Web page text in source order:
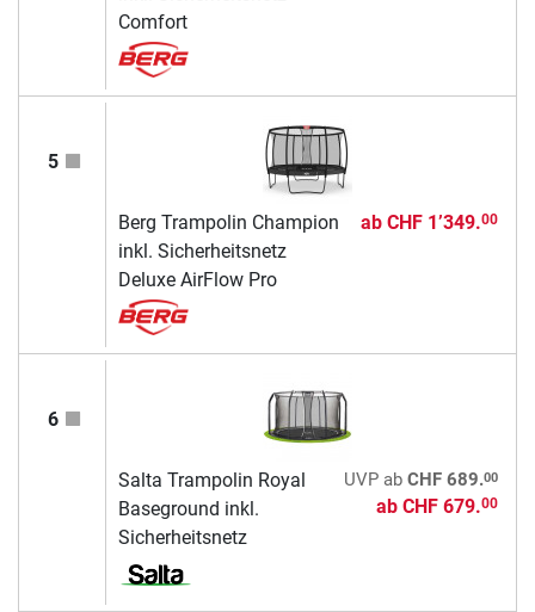
Comfort
5
Berg Trampolin Champion
inkl. Sicherheitsnetz
Deluxe AirFlow Pro
ab CHF 1’349.00
6
Salta Trampolin Royal
Baseground inkl.
Sicherheitsnetz
UVPab CHF 689.00
ab CHF 679.00